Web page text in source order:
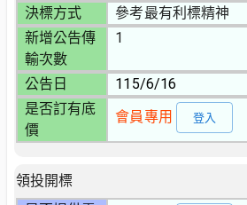
決標方式
參考最有利標精神
新增公告傳
輸次數
1
公告日
115/6/16
是否訂有底
價
會員專用 登入
領投開標